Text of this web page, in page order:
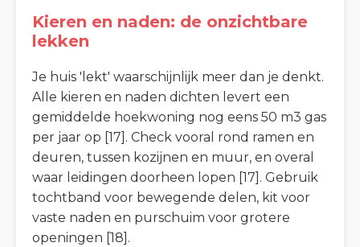
Kieren en naden: de onzichtbare
lekken
Je huis 'lekt' waarschijnlijk meer dan je denkt.
Alle kieren en naden dichten levert een
gemiddelde hoekwoning nog eens 50 m3 gas
per jaar op [17]. Check vooral rond ramen en
deuren, tussen kozijnen en muur, en overal
waar leidingen doorheen lopen [17]. Gebruik
tochtband voor bewegende delen, kit voor
vaste naden en purschuim voor grotere
openingen [18].